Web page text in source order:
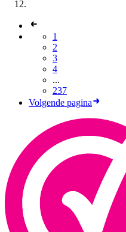
1
2
3
4
...
237
Volgende pagina